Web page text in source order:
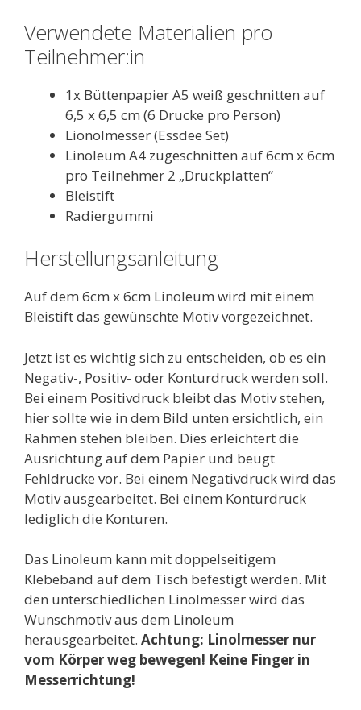
Verwendete Materialien pro
Teilnehmer:in
1x Büttenpapier A5 weiß geschnitten auf
6,5 x 6,5 cm (6 Drucke pro Person)
Lionolmesser (Essdee Set)
Linoleum A4 zugeschnitten auf 6cm x 6cm
pro Teilnehmer 2 „Druckplatten“
Bleistift
Radiergummi
Herstellungsanleitung
Auf dem 6cm x 6cm Linoleum wird mit einem
Bleistift das gewünschte Motiv vorgezeichnet.
Jetzt ist es wichtig sich zu entscheiden, ob es ein
Negativ-, Positiv- oder Konturdruck werden soll.
Bei einem Positivdruck bleibt das Motiv stehen,
hier sollte wie in dem Bild unten ersichtlich, ein
Rahmen stehen bleiben. Dies erleichtert die
Ausrichtung auf dem Papier und beugt
Fehldrucke vor. Bei einem Negativdruck wird das
Motiv ausgearbeitet. Bei einem Konturdruck
lediglich die Konturen.
Das Linoleum kann mit doppelseitigem
Klebeband auf dem Tisch befestigt werden. Mit
den unterschiedlichen Linolmesser wird das
Wunschmotiv aus dem Linoleum
herausgearbeitet. Achtung: Linolmesser nur
vom Körper weg bewegen! Keine Finger in
Messerrichtung!